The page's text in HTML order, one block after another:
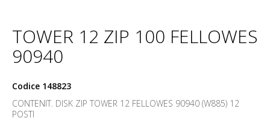
TOWER 12 ZIP 100 FELLOWES
90940
Codice 148823
CONTENIT. DISK ZIP TOWER 12 FELLOWES 90940 (W885) 12
POSTI